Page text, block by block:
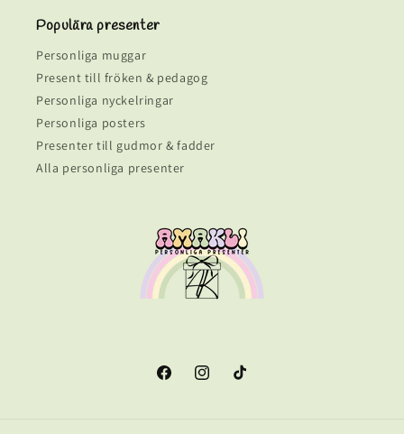
Populära presenter
Personliga muggar
Present till fröken & pedagog
Personliga nyckelringar
Personliga posters
Presenter till gudmor & fadder
Alla personliga presenter
FacebookInstagramTikTok